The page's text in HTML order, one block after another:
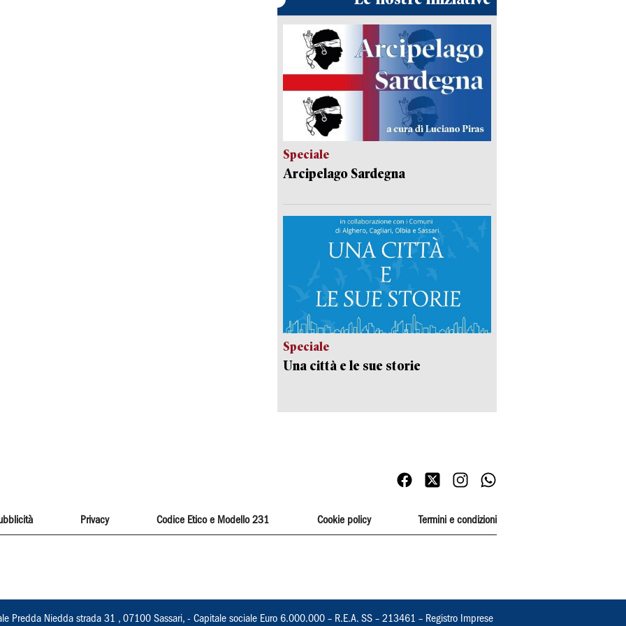
Speciale
Arcipelago Sardegna
Speciale
Una città e le sue storie
Privacy Codice Etico e Modello 231 Cookie policy Termini e condizioni
Predda Niedda strada 31 , 07100 Sassari, - Capitale sociale Euro 6.000.000 – R.E.A. SS – 213461 – Registro Imprese